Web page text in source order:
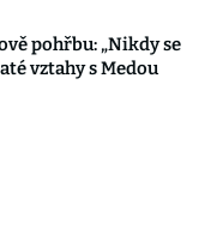
pohřbu: „Nikdy se
vztahy s Medou